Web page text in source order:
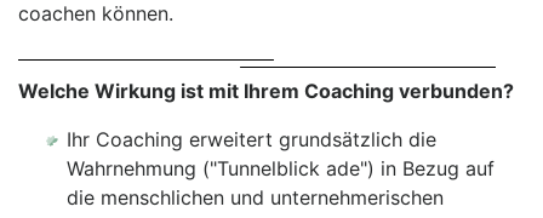
coachen können.
Welche Wirkung ist mit Ihrem Coaching verbunden?
Ihr Coaching erweitert grundsätzlich die
Wahrnehmung ("Tunnelblick ade") in Bezug auf
die menschlichen und unternehmerischen